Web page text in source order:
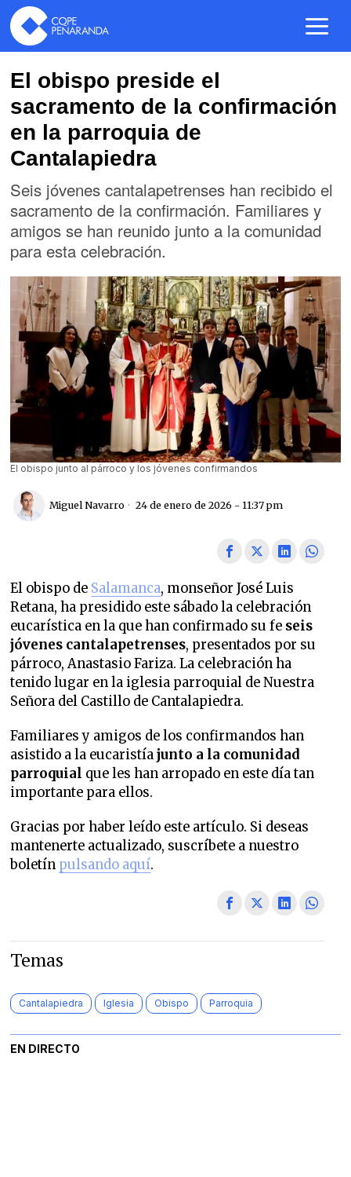
El obispo preside el
sacramento de la confirmación
en la parroquia de
Cantalapiedra
Seis jóvenes cantalapetrenses han recibido el
sacramento de la confirmación. Familiares y
amigos se han reunido junto a la comunidad
para esta celebración.
El obispo junto al párroco y los jóvenes confirmandos
Miguel Navarro 24 de enero de 2026 - 11:37 pm
El obispo de Salamanca, monseñor José Luis
Retana, ha presidido este sábado la celebración
eucarística en la que han confirmado su fe seis
jóvenes cantalapetrenses, presentados por su
párroco, Anastasio Fariza. La celebración ha
tenido lugar en la iglesia parroquial de Nuestra
Señora del Castillo de Cantalapiedra.
Familiares y amigos de los confirmandos han
asistido a la eucaristíajunto a la comunidad
parroquial que les han arropado en este día tan
importante para ellos.
Gracias por haber leído este artículo. Si deseas
mantenerte actualizado, suscríbete a nuestro
boletín pulsando aquí.
Temas
Cantalapiedra Iglesia Obispo Parroquia
EN DIRECTO